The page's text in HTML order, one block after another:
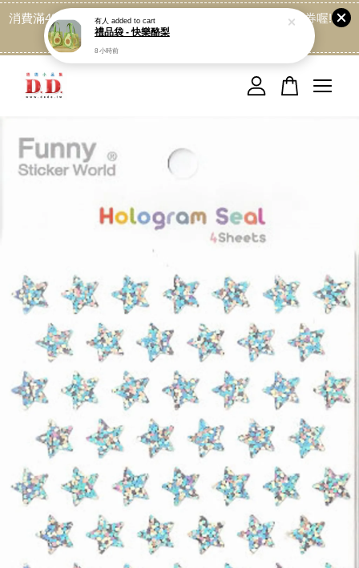
消費滿499免運喔, 記得加LINE:@dede168 領取專屬折扣券喔!
點我
您的購物車目前還是空的。
有人 added to cart
禮品袋 - 快樂酪梨
8 小時前